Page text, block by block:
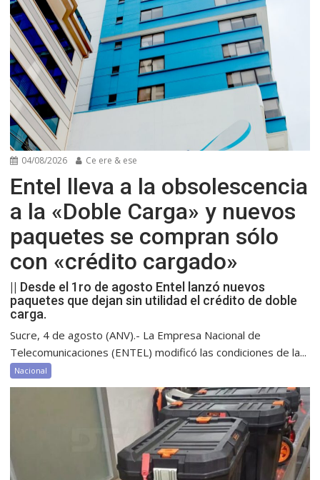
04/08/2026 Ce ere & ese
Entel lleva a la obsolescencia
a la «Doble Carga» y nuevos
paquetes se compran sólo
con «crédito cargado»
|| Desde el 1ro de agosto Entel lanzó nuevos
paquetes que dejan sin utilidad el crédito de doble
carga.
Sucre, 4 de agosto (ANV).- La Empresa Nacional de
Telecomunicaciones (ENTEL) modificó las condiciones de la...
Nacional